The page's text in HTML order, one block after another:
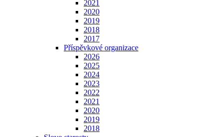
2021
2020
2019
2018
2017
Příspěvkové organizace
2026
2025
2024
2023
2022
2021
2020
2019
2018